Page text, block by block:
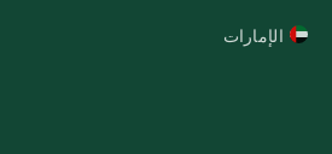
الإمارات